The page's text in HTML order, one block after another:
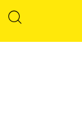
MENU